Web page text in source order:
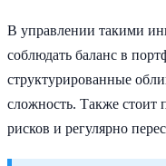
В управлении такими
соблюдать баланс в
структурированные
сложность. Также стоит
рисков и регулярно